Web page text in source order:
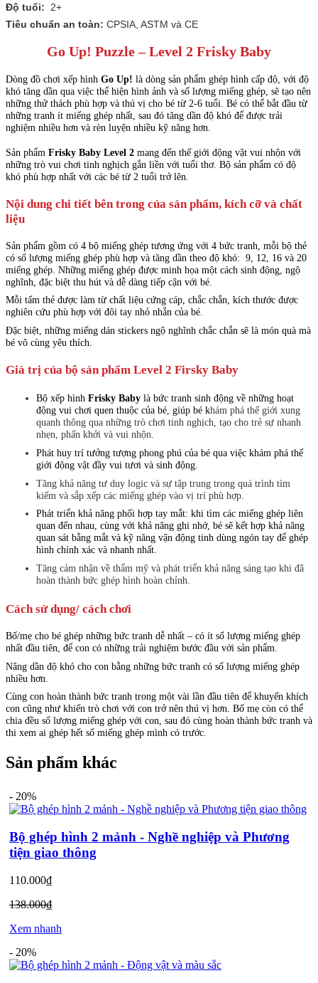
Độ tuổi: 2+
Tiêu chuẩn an toàn: CPSIA, ASTM và CE
Go Up! Puzzle – Level 2 Frisky Baby
Dòng đồ chơi xếp hình Go Up! là dòng sản phẩm ghép hình cấp độ, với độ
khó tăng dần qua việc thể hiện hình ảnh và số lượng miếng ghép, sẽ tạo nên
những thử thách phù hợp và thú vị cho bé từ 2-6 tuổi. Bé có thể bắt đầu từ
những tranh ít miếng ghép nhất, sau đó tăng dần độ khó để được trải
nghiệm nhiều hơn và rèn luyện nhiều kỹ năng hơn.
Sản phẩm Frisky Baby Level 2 mang đến thế giới động vật vui nhộn với
những trò vui chơi tinh nghịch gắn liền với tuổi thơ. Bộ sản phẩm có độ
khó phù hợp nhất với các bé từ 2 tuổi trở lên.
Nội dung chi tiết bên trong của sản phẩm, kích cỡ và chất
liệu
Sản phẩm gồm có 4 bộ miếng ghép tương ứng với 4 bức tranh, mỗi bộ thẻ
có số lượng miếng ghép phù hợp và tăng dần theo độ khó: 9, 12, 16 và 20
miếng ghép. Những miếng ghép được minh họa một cách sinh động, ngộ
nghĩnh, đặc biệt thu hút và dễ dàng tiếp cận với bé.
Mỗi tấm thẻ được làm từ chất liệu cứng cáp, chắc chắn, kích thước được
nghiên cứu phù hợp với đôi tay nhỏ nhắn của bé.
Đặc biệt, những miếng dán stickers ngộ nghĩnh chắc chắn sẽ là món quà mà
bé vô cùng yêu thích.
Giá trị của bộ sản phẩm Level 2 Firsky Baby
Bộ xếp hìnhFrisky Baby là bức tranh sinh động về những hoạt
động vui chơi quen thuộc của bé, giúp bé khám phá thế giới xung
quanh thông qua những trò chơi tinh nghịch, tạo cho trẻ sự nhanh
nhẹn, phấn khởi và vui nhộn.
Phát huy trí tưởng tượng phong phú của bé qua việc khám phá thế
giới động vật đầy vui tươi và sinh động.
Tăng khả năng tư duy logic và sự tập trung trong quá trình tìm
kiếm và sắp xếp các miếng ghép vào vị trí phù hợp.
Phát triển khả năng phối hợp tay mắt: khi tìm các miếng ghép liên
quan đến nhau, cùng với khả năng ghi nhớ, bé sẽ kết hợp khả năng
quan sát bằng mắt và kỹ năng vận động tinh dùng ngón tay để ghép
hình chính xác và nhanh nhất.
Tăng cảm nhận về thẩm mỹ và phát triển khả năng sáng tạo khi đã
hoàn thành bức ghép hình hoàn chỉnh.
Cách sử dụng/ cách chơi
Bố/mẹ cho bé ghép những bức tranh dễ nhất – có ít số lượng miếng ghép
nhất đầu tiên, để con có những trải nghiệm bước đầu với sản phẩm.
Nâng dần độ khó cho con bằng những bức tranh có số lượng miếng ghép
nhiều hơn.
Cùng con hoàn thành bức tranh trong một vài lần đầu tiên để khuyến khích
con cũng như khiến trò chơi với con trở nên thú vị hơn. Bố mẹ còn có thể
chia đều số lượng miếng ghép với con, sau đó cùng hoàn thành bức tranh và
thi xem ai ghép hết số miếng ghép mình có trước.
Sản phẩm khác
- 20%
Bộ ghép hình 2 mảnh - Nghề nghiệp và Phương
tiện giao thông
110.000₫
138.000₫
Xem nhanh
- 20%